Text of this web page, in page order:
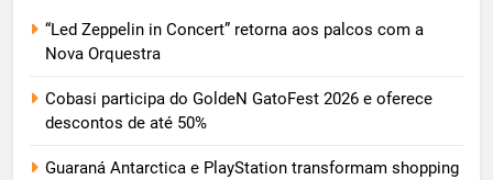
“Led Zeppelin in Concert” retorna aos palcos com a
Nova Orquestra
Cobasi participa do GoldeN GatoFest 2026 e oferece
descontos de até 50%
Guaraná Antarctica e PlayStation transformam shopping